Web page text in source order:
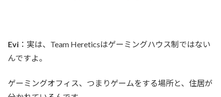
Evi ：実は、Team Hereticsはゲーミングハウス制ではない
んですよ。
ゲーミングオフィス、つまりゲームをする場所と、住居が